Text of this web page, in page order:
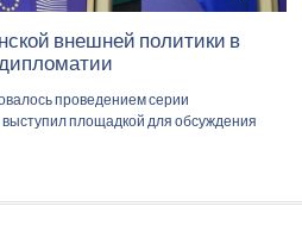
внешней политики в
проведением серии
площадкой для обсуждения